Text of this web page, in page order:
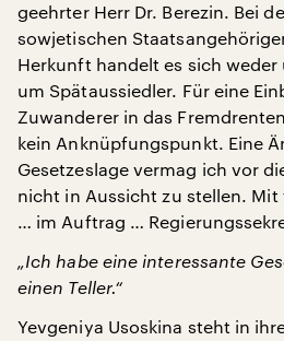
geehrter Herr Dr. Berezin. Bei
sowjetischen
Herkunft handelt es sich
um Spätaussiedler. Für eine
Zuwanderer in das
kein Anknüpfungspunkt. Eine
Gesetzeslage vermag ich vor
nicht in Aussicht zu stellen.
… im Auftrag …
„Ich habe eine interessante
einen Teller.“
Yevgeniya Usoskina steht in